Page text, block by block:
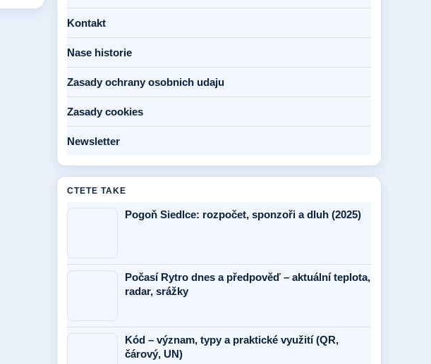
Kontakt
Nase historie
Zasady ochrany osobnich udaju
Zasady cookies
Newsletter
CTETE TAKE
Pogoň Siedlce: rozpočet, sponzoři a dluh (2025)
Počasí Rytro dnes a předpověď – aktuální teplota,
radar, srážky
Kód – význam, typy a praktické využití (QR,
čárový, UN)